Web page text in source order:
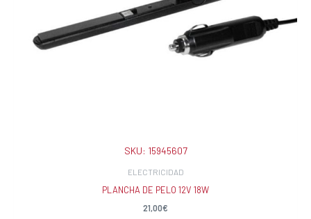
SKU: 15945607
ELECTRICIDAD
PLANCHA DE PELO 12V 18W
21,00€